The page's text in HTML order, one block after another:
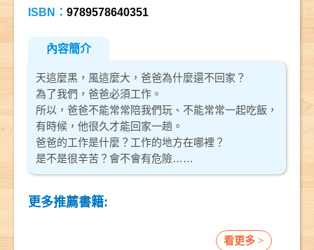
ISBN：9789578640351
內容簡介
天這麼黑，風這麼大，爸爸為什麼還不回家？
為了我們，爸爸必須工作。
所以，爸爸不能常常陪我們玩、不能常常一起吃飯，
有時候，他很久才能回家一趟。
爸爸的工作是什麼？工作的地方在哪裡？
是不是很辛苦？會不會有危險……
更多推薦書籍:
看更多 >